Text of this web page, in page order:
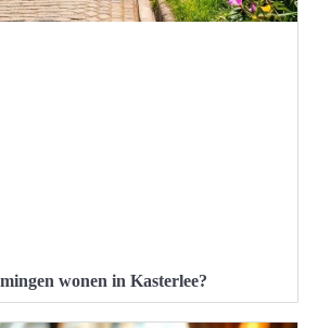
wonen in Kasterlee?